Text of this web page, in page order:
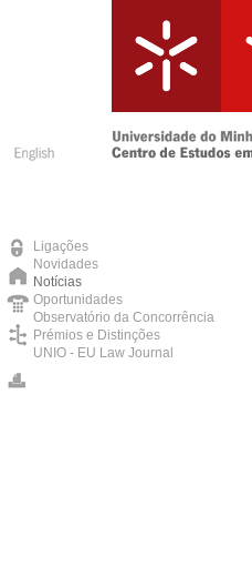
Ligações
Novidades
Notícias
Oportunidades
Observatório da Concorrência
Prémios e Distinções
UNIO - EU Law Journal